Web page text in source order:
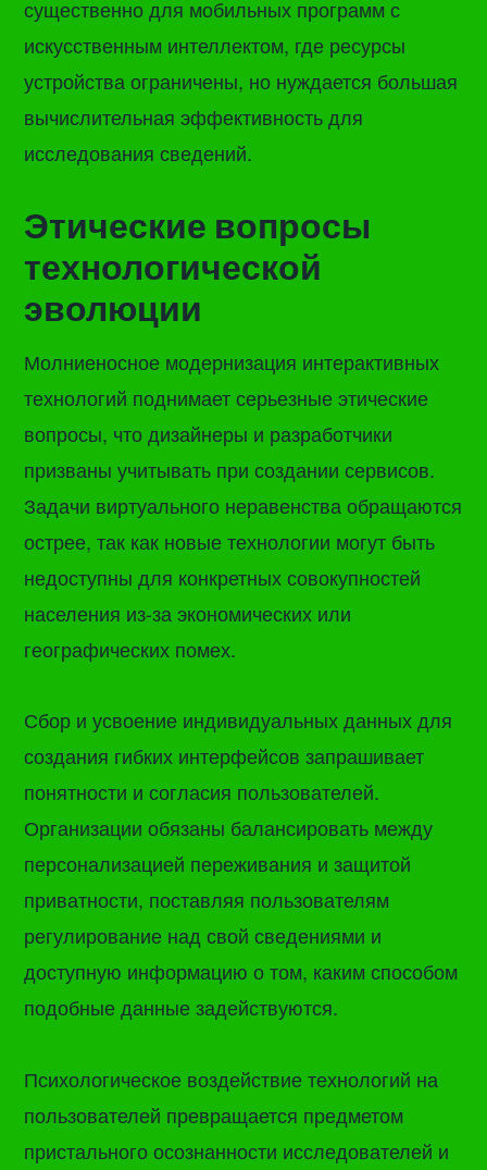
существенно для мобильных программ с
искусственным интеллектом, где ресурсы
устройства ограничены, но нуждается большая
вычислительная эффективность для
исследования сведений.
Этические вопросы
технологической
эволюции
Молниеносное модернизация интерактивных
технологий поднимает серьезные этические
вопросы, что дизайнеры и разработчики
призваны учитывать при создании сервисов.
Задачи виртуального неравенства обращаются
острее, так как новые технологии могут быть
недоступны для конкретных совокупностей
населения из-за экономических или
географических помех.
Сбор и усвоение индивидуальных данных для
создания гибких интерфейсов запрашивает
понятности и согласия пользователей.
Организации обязаны балансировать между
персонализацией переживания и защитой
приватности, поставляя пользователям
регулирование над свой сведениями и
доступную информацию о том, каким способом
подобные данные задействуются.
Психологическое воздействие технологий на
пользователей превращается предметом
пристального осознанности исследователей и